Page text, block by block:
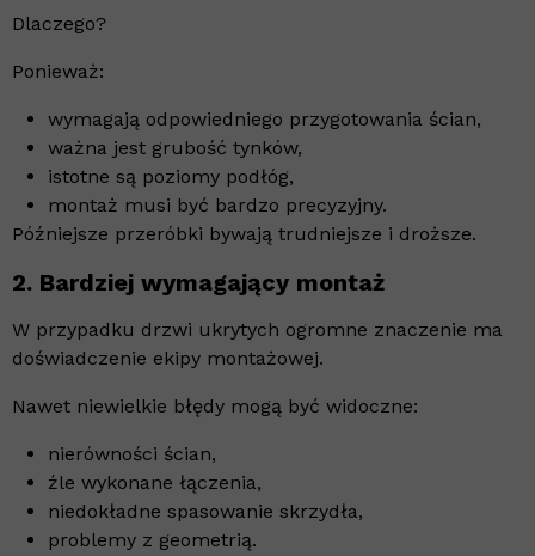
Dlaczego?
Ponieważ:
wymagają odpowiedniego przygotowania ścian,
ważna jest grubość tynków,
istotne są poziomy podłóg,
montaż musi być bardzo precyzyjny.
Późniejsze przeróbki bywają trudniejsze i droższe.
2. Bardziej wymagający montaż
W przypadku drzwi ukrytych ogromne znaczenie ma
doświadczenie ekipy montażowej.
Nawet niewielkie błędy mogą być widoczne:
nierówności ścian,
źle wykonane łączenia,
niedokładne spasowanie skrzydła,
problemy z geometrią.